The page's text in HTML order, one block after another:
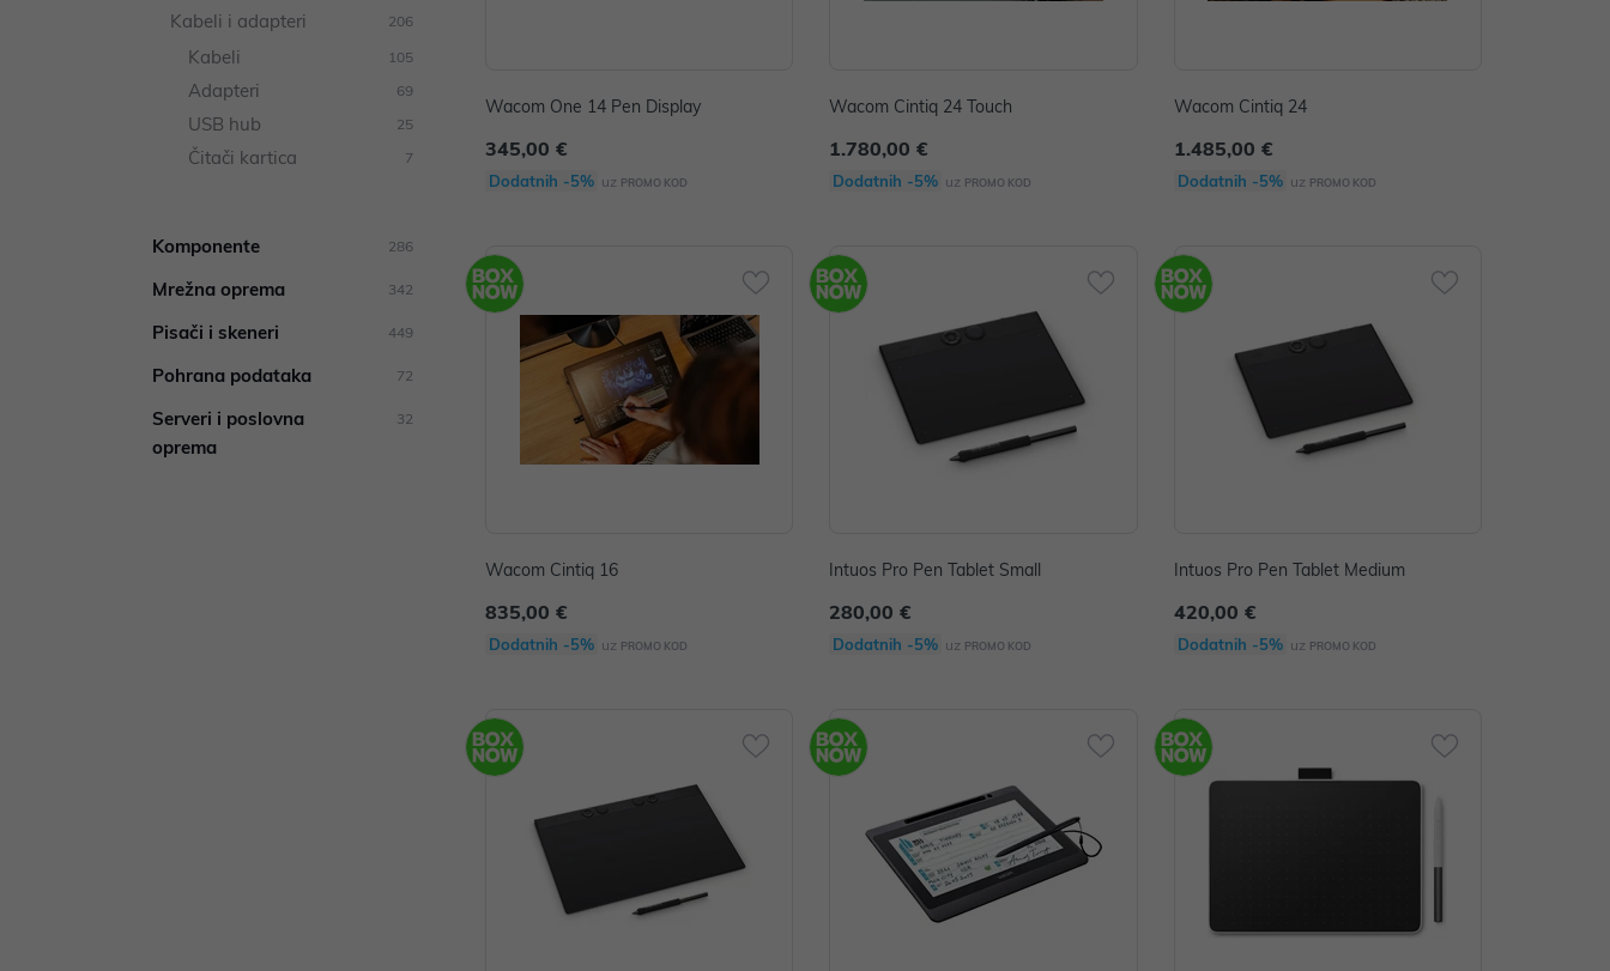
Kabeli i adapteri 206
Kabeli 105
Adapteri 69
USB hub 25
Čitači kartica 7
Komponente 286
Mrežna oprema 342
Pisači i skeneri 449
Pohrana podataka 72
Serveri i poslovna
oprema
32
Wacom One 14 Pen Display
345,00 €
Dodatnih -5% uz PROMO KOD
Wacom Cintiq 24 Touch
1.780,00 €
Dodatnih -5% uz PROMO KOD
Wacom Cintiq 24
1.485,00 €
Dodatnih -5% uz PROMO KOD
Wacom Cintiq 16
835,00 €
Dodatnih -5% uz PROMO KOD
Intuos Pro Pen Tablet Small
280,00 €
Dodatnih -5% uz PROMO KOD
Intuos Pro Pen Tablet Medium
420,00 €
Dodatnih -5% uz PROMO KOD